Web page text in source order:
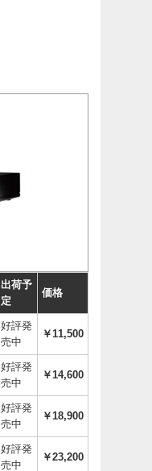
出荷予
定
価格
好評発
売中
￥11,500
好評発
売中
￥14,600
好評発
売中
￥18,900
好評発
売中
￥23,200